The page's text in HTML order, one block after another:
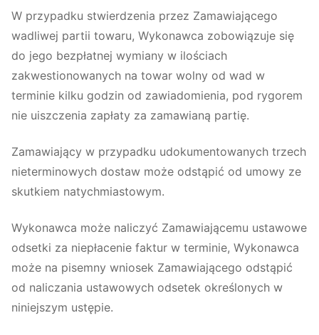
W przypadku stwierdzenia przez Zamawiającego
wadliwej partii towaru, Wykonawca zobowiązuje się
do jego bezpłatnej wymiany w ilościach
zakwestionowanych na towar wolny od wad w
terminie kilku godzin od zawiadomienia, pod rygorem
nie uiszczenia zapłaty za zamawianą partię.
Zamawiający w przypadku udokumentowanych trzech
nieterminowych dostaw może odstąpić od umowy ze
skutkiem natychmiastowym.
Wykonawca może naliczyć Zamawiającemu ustawowe
odsetki za niepłacenie faktur w terminie, Wykonawca
może na pisemny wniosek Zamawiającego odstąpić
od naliczania ustawowych odsetek określonych w
niniejszym ustępie.